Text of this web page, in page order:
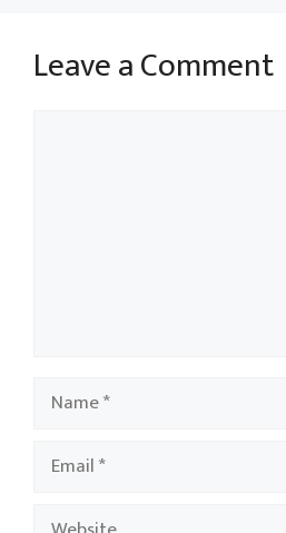
Leave a Comment
Name
Email
Website